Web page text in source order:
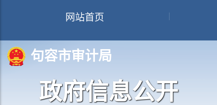
网站首页
句容市审计局
政府信息公开